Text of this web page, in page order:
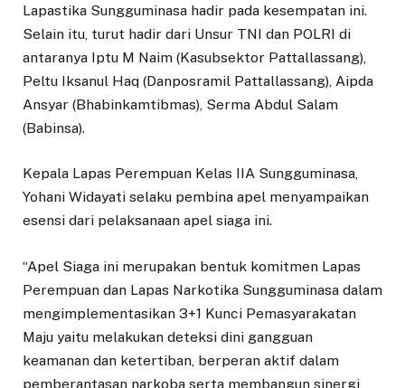
Lapastika Sungguminasa hadir pada kesempatan ini.
Selain itu, turut hadir dari Unsur TNI dan POLRI di
antaranya Iptu M Naim (Kasubsektor Pattallassang),
Peltu Iksanul Haq (Danposramil Pattallassang), Aipda
Ansyar (Bhabinkamtibmas), Serma Abdul Salam
(Babinsa).
Kepala Lapas Perempuan Kelas IIA Sungguminasa,
Yohani Widayati selaku pembina apel menyampaikan
esensi dari pelaksanaan apel siaga ini.
“Apel Siaga ini merupakan bentuk komitmen Lapas
Perempuan dan Lapas Narkotika Sungguminasa dalam
mengimplementasikan 3+1 Kunci Pemasyarakatan
Maju yaitu melakukan deteksi dini gangguan
keamanan dan ketertiban, berperan aktif dalam
pemberantasan narkoba serta membangun sinergi